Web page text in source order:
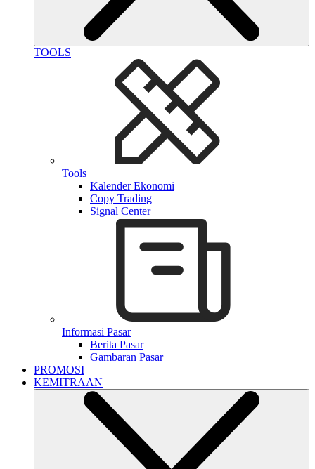
TOOLS
Tools
Kalender Ekonomi
Copy Trading
Signal Center
Informasi Pasar
Berita Pasar
Gambaran Pasar
PROMOSI
KEMITRAAN